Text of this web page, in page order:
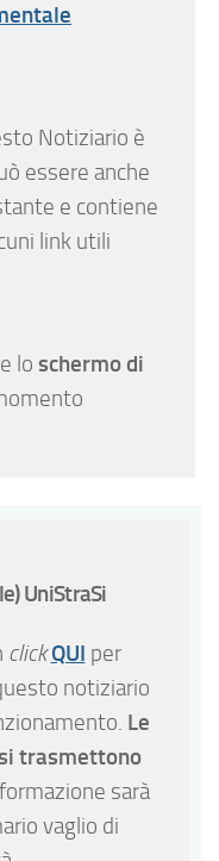
Notiziario è
essere anche
e contiene
link utili
lo schermo di
UniStraSi
clickQUI per
notiziario
Le
trasmettono
sarà
vaglio di